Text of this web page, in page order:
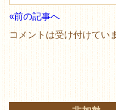
«前の記事へ
コメントは受け付けてい